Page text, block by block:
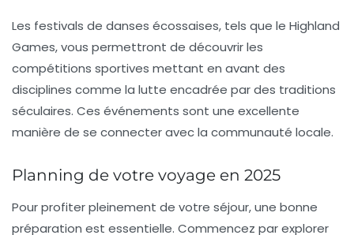
Les festivals de danses écossaises, tels que le Highland
Games, vous permettront de découvrir les
compétitions sportives mettant en avant des
disciplines comme la lutte encadrée par des traditions
séculaires. Ces événements sont une excellente
manière de se connecter avec la communauté locale.
Planning de votre voyage en 2025
Pour profiter pleinement de votre séjour, une bonne
préparation est essentielle. Commencez par explorer